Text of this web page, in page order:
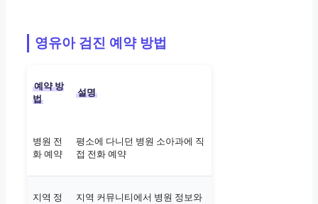
영유아 검진 예약 방법
예약 방
법
설명
병원 전
화 예약
평소에 다니던 병원 소아과에 직
접 전화 예약
지역 정
지역 커뮤니티에서 병원 정보와